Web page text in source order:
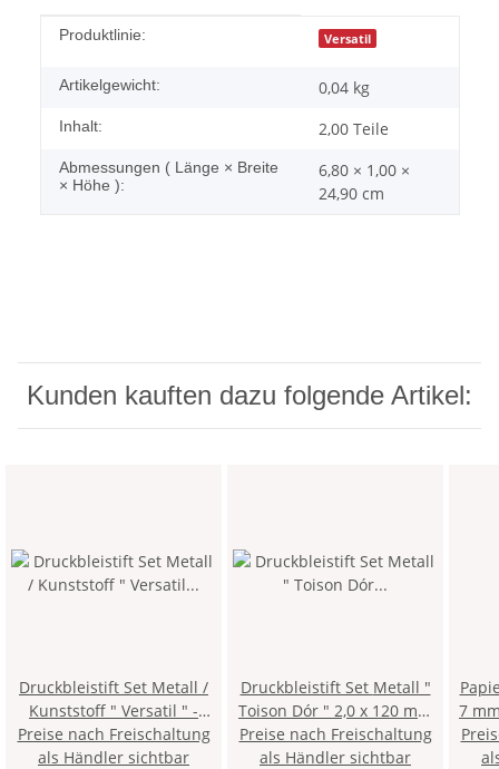
Produkteigenschaft
Wert
Produktlinie: Versatil
Artikelgewicht: 0,04 kg
Inhalt: 2,00 Teile
Abmessungen ( Länge × Breite
× Höhe ):
6,80 × 1,00 ×
24,90 cm
Kunden kauften dazu folgende Artikel:
Druckbleistift Set Metall /
Kunststoff " Versatil " -
farblich sortiert - Stift 5211
+ 1 Pack 2,00 x 120 mm
Preise nach Freischaltung
als Händler sichtbar
Druckbleistift Set Metall "
Toison Dór " 2,0 x 120 mm
Mine - Schwarz- mit
Minenspitzer + 1 Pack
Preise nach Freischaltung
als Händler sichtbar
7